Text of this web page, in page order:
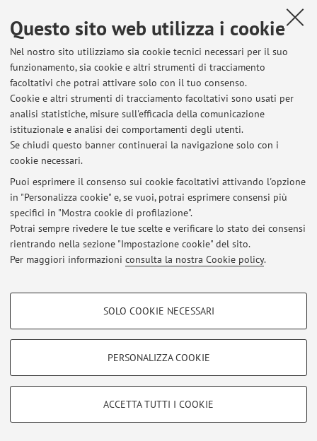
Questo sito web utilizza i cookie
Nel nostro sito utilizziamo sia cookie tecnici necessari per il suo
funzionamento, sia cookie e altri strumenti di tracciamento
facoltativi che potrai attivare solo con il tuo consenso.
Cookie e altri strumenti di tracciamento facoltativi sono usati per
analisi statistiche, misure sull'efficacia della comunicazione
istituzionale e analisi dei comportamenti degli utenti.
Se chiudi questo banner continuerai la navigazione solo con i
cookie necessari.
Puoi esprimere il consenso sui cookie facoltativi attivando l'opzione
in "Personalizza cookie" e, se vuoi, potrai esprimere consensi più
specifici in "Mostra cookie di profilazione".
Potrai sempre rivedere le tue scelte e verificare lo stato dei consensi
rientrando nella sezione "Impostazione cookie" del sito.
Per maggiori informazioni consulta la nostra Cookie policy.
COOKIE DI PROFILAZIONE - FACOLTATIVI
COOKIE TECNICI - NECESSARI
Si tratta di cookie tecnici utilizzati, a titolo esemplificativo, per il corretto
SOLO COOKIE NECESSARI
PERSONALIZZA COOKIE
ACCETTA TUTTI I COOKIE
Ultimi avvisi
TRANSLATION-ENGLISH 2 - SUMMER SESSION: 2nd 'appello'
Pubblicato il: 07 luglio 2026
LINGUA E LINGUISTICA INGLESE 3 - SUMMER SESSION 2026 -
WRITTEN EXAMS: RESULTS
Pubblicato il: 22 giugno 2026
TRANSLATION-ENGLISH 1 - SUMMER SESSION 2026: WRITTEN
EXAMS
Pubblicato il: 17 giugno 2026
Area riservata
Accedi tramiteloginper gestire tutti i contenuti del sito.
Zamboni, 33 - 40126 Bologna - Partita IVA: 01131710376